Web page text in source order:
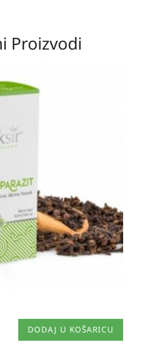
Proizvodi
DODAJ U KOŠARICU